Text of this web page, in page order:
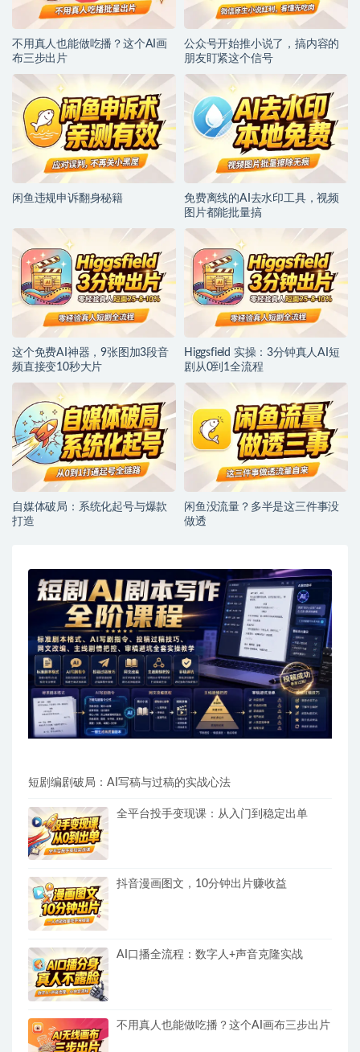
不用真人也能做吃播？这个AI画
布三步出片
公众号开始推小说了，搞内容的
朋友盯紧这个信号
闲鱼违规申诉翻身秘籍
免费离线的AI去水印工具，视频
图片都能批量搞
这个免费AI神器，9张图加3段音
频直接变10秒大片
Higgsfield 实操：3分钟真人AI短
剧从0到1全流程
自媒体破局：系统化起号与爆款
打造
闲鱼没流量？多半是这三件事没
做透
短剧编剧破局：AI写稿与过稿的实战心法
全平台投手变现课：从入门到稳定出单
抖音漫画图文，10分钟出片赚收益
AI口播全流程：数字人+声音克隆实战
不用真人也能做吃播？这个AI画布三步出片